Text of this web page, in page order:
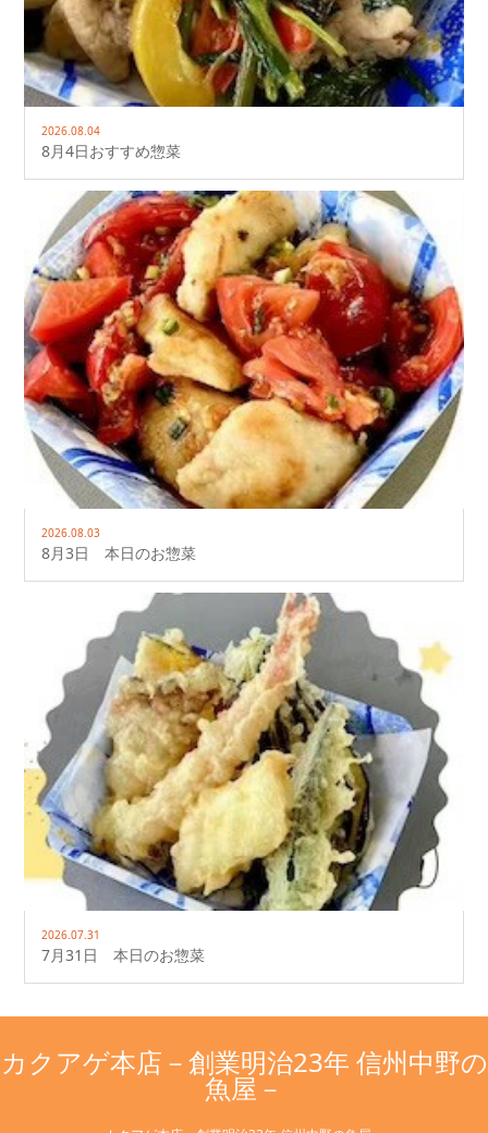
2026.08.04
8月4日おすすめ惣菜
2026.08.03
8月3日 本日のお惣菜
2026.07.31
7月31日 本日のお惣菜
カクアゲ本店－創業明治23年 信州中野の
魚屋－